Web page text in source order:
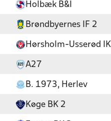
Holbæk B&I
Brøndbyernes IF 2
Hørsholm-Usserød IK
A27
B. 1973, Herlev
Køge BK 2